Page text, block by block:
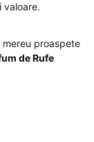
valoare.
proaspete
de Rufe